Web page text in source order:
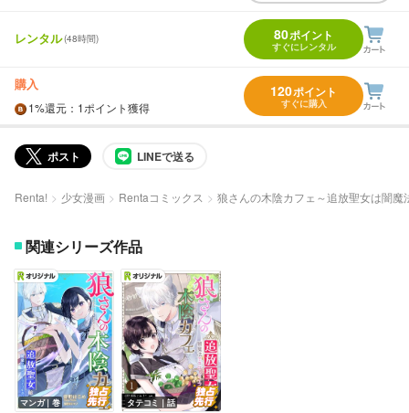
レンタル(48時間) 80ポイント
すぐにレンタル
購入
1%還元 ：1ポイント獲得
120ポイント
すぐに購入
ポスト LINEで送る
Renta! 少女漫画 Rentaコミックス 狼さんの木陰カフェ～追放聖女は闇
関連シリーズ作品
マンガ｜巻 タテコミ｜話